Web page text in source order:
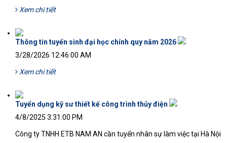
Xem chi tiết
Thông tin tuyển sinh đại học chính quy năm 2026
3/28/2026 12:46:00 AM
Xem chi tiết
Tuyển dụng kỹ sư thiết kế công trình thủy điện
4/8/2025 3:31:00 PM
Công ty TNHH ETB NAM AN cần tuyển nhân sự làm việc tại Hà Nội